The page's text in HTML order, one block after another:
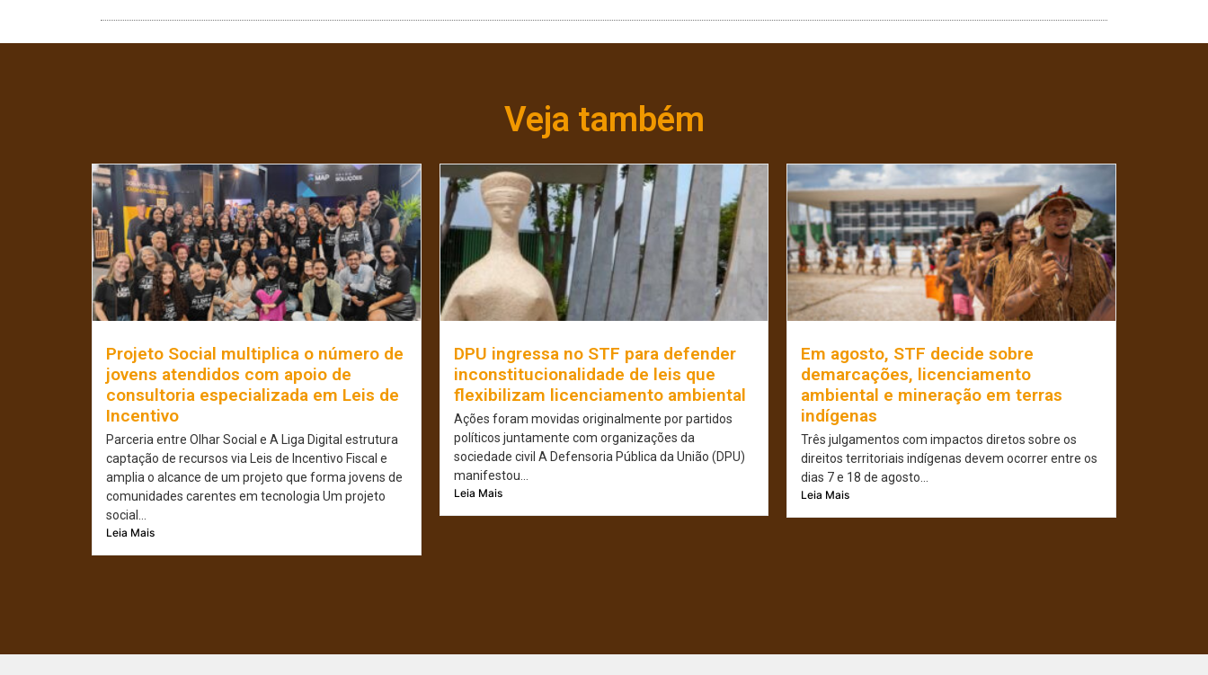
Veja também
Projeto Social multiplica o número de
jovens atendidos com apoio de
consultoria especializada em Leis de
Incentivo
Parceria entre Olhar Social e A Liga Digital estrutura
captação de recursos via Leis de Incentivo Fiscal e
amplia o alcance de um projeto que forma jovens de
comunidades carentes em tecnologia Um projeto
social...
Leia Mais
DPU ingressa no STF para defender
inconstitucionalidade de leis que
flexibilizam licenciamento ambiental
Ações foram movidas originalmente por partidos
políticos juntamente com organizações da
sociedade civil A Defensoria Pública da União (DPU)
manifestou...
Leia Mais
Em agosto, STF decide sobre
demarcações, licenciamento
ambiental e mineração em terras
indígenas
Três julgamentos com impactos diretos sobre os
direitos territoriais indígenas devem ocorrer entre os
dias 7 e 18 de agosto...
Leia Mais